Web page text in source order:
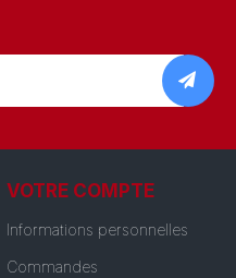
VOTRE COMPTE
Informations personnelles
Commandes